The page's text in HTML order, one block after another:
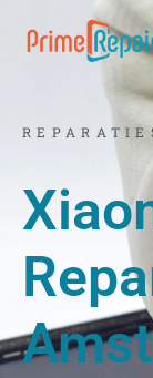
naar